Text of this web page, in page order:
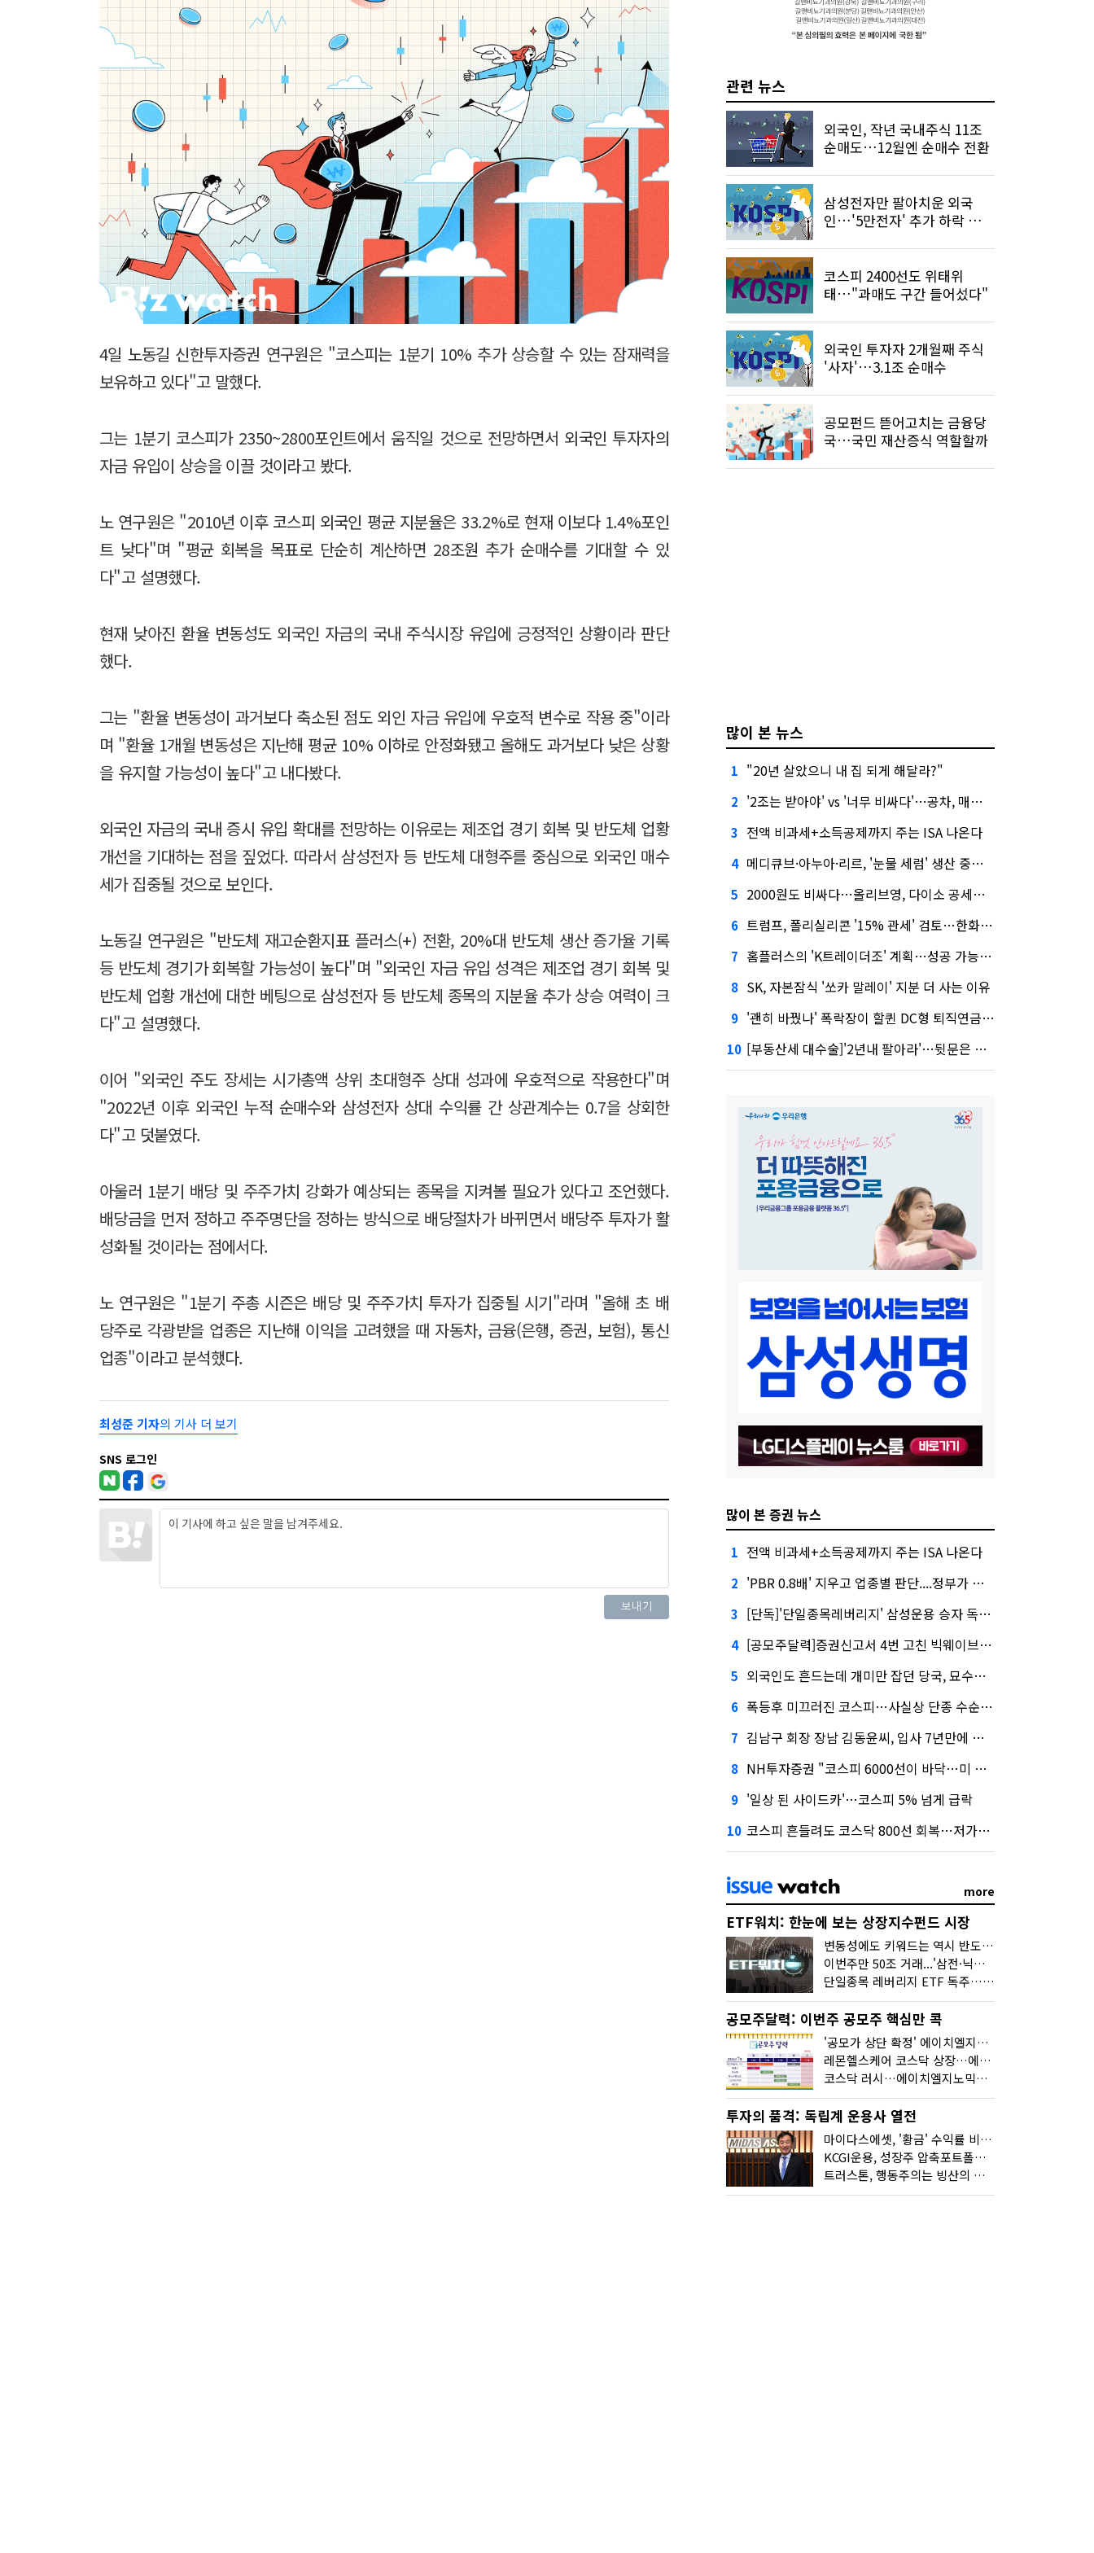
4일 노동길 신한투자증권 연구원은 "코스피는 1분기 10% 추가 상승할 수 있는 잠재력을
보유하고 있다"고 말했다.
그는 1분기 코스피가 2350~2800포인트에서 움직일 것으로 전망하면서 외국인 투자자의
자금 유입이 상승을 이끌 것이라고 봤다.
노 연구원은 "2010년 이후 코스피 외국인 평균 지분율은 33.2%로 현재 이보다 1.4%포인
트 낮다"며 "평균 회복을 목표로 단순히 계산하면 28조원 추가 순매수를 기대할 수 있
다"고 설명했다.
현재 낮아진 환율 변동성도 외국인 자금의 국내 주식시장 유입에 긍정적인 상황이라 판단
했다.
그는 "환율 변동성이 과거보다 축소된 점도 외인 자금 유입에 우호적 변수로 작용 중"이라
며 "환율 1개월 변동성은 지난해 평균 10% 이하로 안정화됐고 올해도 과거보다 낮은 상황
을 유지할 가능성이 높다"고 내다봤다.
외국인 자금의 국내 증시 유입 확대를 전망하는 이유로는 제조업 경기 회복 및 반도체 업황
개선을 기대하는 점을 짚었다. 따라서 삼성전자 등 반도체 대형주를 중심으로 외국인 매수
세가 집중될 것으로 보인다.
노동길 연구원은 "반도체 재고순환지표 플러스(+) 전환, 20%대 반도체 생산 증가율 기록
등 반도체 경기가 회복할 가능성이 높다"며 "외국인 자금 유입 성격은 제조업 경기 회복 및
반도체 업황 개선에 대한 베팅으로 삼성전자 등 반도체 종목의 지분율 추가 상승 여력이 크
다"고 설명했다.
이어 "외국인 주도 장세는 시가총액 상위 초대형주 상대 성과에 우호적으로 작용한다"며
"2022년 이후 외국인 누적 순매수와 삼성전자 상대 수익률 간 상관계수는 0.7을 상회한
다"고 덧붙였다.
아울러 1분기 배당 및 주주가치 강화가 예상되는 종목을 지켜볼 필요가 있다고 조언했다.
배당금을 먼저 정하고 주주명단을 정하는 방식으로 배당절차가 바뀌면서 배당주 투자가 활
성화될 것이라는 점에서다.
노 연구원은 "1분기 주총 시즌은 배당 및 주주가치 투자가 집중될 시기"라며 "올해 초 배
당주로 각광받을 업종은 지난해 이익을 고려했을 때 자동차, 금융(은행, 증권, 보험), 통신
업종"이라고 분석했다.
최성준 기자의 기사 더 보기
SNS 로그인
관련 뉴스
외국인, 작년 국내주식 11조
순매도…12월엔 순매수 전환
삼성전자만 팔아치운 외국
인…'5만전자' 추가 하락 가능
코스피 2400선도 위태위
태…"과매도 구간 들어섰다"
외국인 투자자 2개월째 주식
'사자'…3.1조 순매수
공모펀드 뜯어고치는 금융당
국…국민 재산증식 역할할까
많이 본 뉴스
1 "20년 살았으니 내 집 되게 해달라?"
2 '2조는 받아야' vs '너무 비싸다'…공차, 매각 성공할까
3 전액 비과세+소득공제까지 주는 ISA 나온다
4 메디큐브·아누아·리르, '눈물 세럼' 생산 중단한다
5 2000원도 비싸다…올리브영, 다이소 공세에 '가성비'로 맞불
6 트럼프, 폴리실리콘 '15% 관세' 검토…한화큐셀·OCI 영향은?
7 홈플러스의 'K트레이더조' 계획…성공 가능성은 '글쎄'
8 SK, 자본잠식 '쏘카 말레이' 지분 더 사는 이유
9 '괜히 바꿨나' 폭락장이 할퀸 DC형 퇴직연금…전문가 조언은
10 [부동산세 대수술]'2년내 팔아라'…뒷문은 열었다
많이 본 증권 뉴스
1 전액 비과세+소득공제까지 주는 ISA 나온다
2 'PBR 0.8배' 지우고 업종별 판단....정부가 제시한 '주가 누르기' 방지법
3 [단독]'단일종목레버리지' 삼성운용 승자 독식...운용수익 미래에셋의 6배
4 [공모주달력]증권신고서 4번 고친 빅웨이브로보틱스, 수요예측
5 외국인도 흔드는데 개미만 잡던 당국, 묘수는 과다호가부담금?
6 폭등후 미끄러진 코스피…사실상 단종 수순 밟는 '단종레'
7 김남구 회장 장남 김동윤씨, 입사 7년만에 한투증권 임원 승진
8 NH투자증권 "코스피 6000선이 바닥…미 금리 안정 후 추가 회복"
9 '일상 된 사이드카'…코스피 5% 넘게 급락
10 코스피 흔들려도 코스닥 800선 회복…저가매수세 유입
more
ETF워치: 한눈에 보는 상장지수펀드 시장
변동성에도 키워드는 역시 반도체…신상품은 우주·방산
이번주만 50조 거래...'삼전·닉스 레버리지' 수익률은 -30%
단일종목 레버리지 ETF 독주…'증시 블랙홀'
공모주달력: 이번주 공모주 핵심만 콕
'공모가 상단 확정' 에이치엘지노믹스 청약
레몬헬스케어 코스닥 상장…에이치엘지노믹스 수요예측
코스닥 러시…에이치엘지노믹스 수요예측·레메디 청약
투자의 품격: 독립계 운용사 열전
마이다스에셋, '황금' 수익률 비결은 '꾸준함'
KCGI운용, 성장주 압축포트폴리오로 새 길을 그리다
트러스톤, 행동주의는 빙산의 일각...진정한 힘은 '주식형 강자'